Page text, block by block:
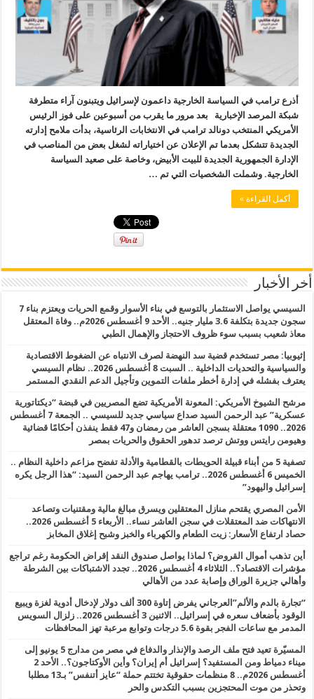
أذرع ترامب في السياسة الخارجية داعمون لإسرائيل ويتبنون آراء متطرفة
شبكة المرصد الإخبارية بعد مرور ما يقرب من أسبوعين على فوز الرئيس
الأمريكي المنتخب دونالد ترامب في الانتخابات الرئاسية، بدأت ملامح إدارته
الجديدة تتشكل بعدما تم الإعلان عن اختياراته لشغل بعض من المناصب في
الإدارة الجمهورية الجديدة للبيت الأبيض، وخاصة على صعيد السياسة
الخارجية. وشملت الشخصيات التي تم …
أكمل القراءة »
أخر الأخبار
السيسي يواصل الاستثمار بالتوسع في بناء الأسوار وقمع الحريات ويعتزم بناء 7
سجون جديدة بتكلفة 3.6 مليار جنيه.. الأحد 9 أغسطس 2026م.. وفاة المعتقل
معاذ شعيب بسبب سوء ظروف الاحتجاز والإهمال الطبي
إثيوبيا: مصر تستخدم قضية سد النهضة لصرف الانتباه عن الضغوط الاقتصادية
والسياسية والتحديات الداخلية .. السبت 8 أغسطس 2026.. نظام السيسي
يعترف بفشله في إدارة أخطر ملفات التموين وتأجيل الدعم النقدي المستمر
مرشح الشيوخ الأمريكي: المعونة الأمريكية تضع المصريين في قبضة “ديكتاتورية
عسكرية” عبد الرحمن السيد صداع سياسي جديد للسيسي .. الجمعة 7 أغسطس
2026.. 1090 معتقلة بسجن العاشر من رمضان و47 فقط ينفذن أحكامًا قضائية
وهيومن رايتس ووتش ترصد تدهور الحقوق والحريات بمصر
تصفية 5 من أبناء قبيلة الحويطات بالقطامية والأدلة تفضح مزاعم داخلية النظام ..
الخميس 6 أغسطس 2026.. ترامب يهاجم عبد الرحمن السيد: “هذا الرجل يكره
إسرائيل واليهود”
الأمن المصري يقتحم منازل المعتقلين ويسرق مبالغ مالية ومقتنيات وتصاعد
الانتهاكات ضد المعتقلات في سجن العاشر نساء.. الأربعاء 5 أغسطس 2026..
حصاد ارتفاع الأسعار: زيت الطعام والكهرباء والخبز وشبح إغلاق المخابز
أين تذهب أموال القروض؟ لماذا يواصل صندوق النقد إقراض الحكومة رغم تراجع
مؤشرات الاقتصاد؟.. الثلاثاء 4 أغسطس 2026.. تجدد الاشتباكات بين الشرطة
وأهالي جزيرة الوراق وإصابة عدد من الأهالي
“تجارة بالدم والألم”العرجاني يفرض إتاوة 300 ألف دولار لإدخال أدوية لغزة ويبيع
الوقود بأضعاف سعره في إسرائيل.. الاثنين 3 أغسطس 2026.. زلزال السويس
المدمر مع ساعات الفجر بقوة 5.6 درجات وتوابع مرعبة تهز المحافظات
المسيّرة تعيد فتح ملف الرصد والإنذار والدفاع في مصر من مدارج 5 يونيو إلى
ميناء دمياط ومن المستفيد؟ إسرائيل أم إيران؟ وأين الأوكتاجون؟.. الأحد 2
أغسطس 2026م.. 8 منظمات حقوقية تختتم حملة “عايز أتنفس” بـ13 مطلبا
وتحذر من موت المحتجزين بسبب التكدس والحر